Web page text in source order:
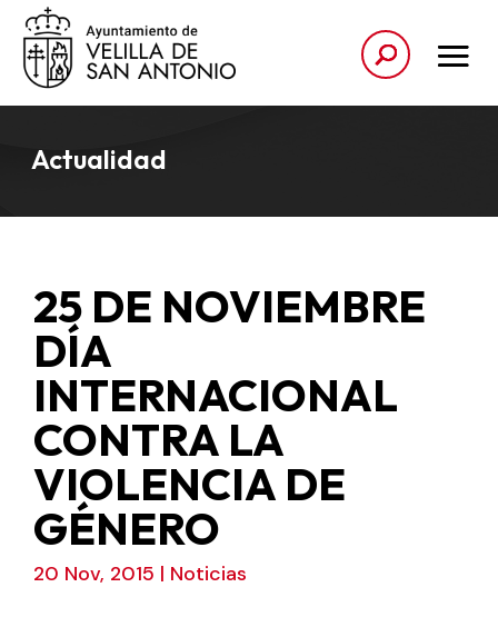
Actualidad
25 DE NOVIEMBRE
DÍA
INTERNACIONAL
CONTRA LA
VIOLENCIA DE
GÉNERO
20 Nov, 2015 | Noticias